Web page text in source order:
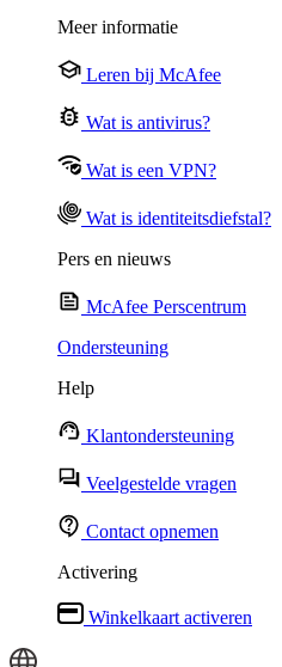
Meer informatie
Leren bij McAfee
Wat is antivirus?
Wat is een VPN?
Wat is identiteitsdiefstal?
Pers en nieuws
McAfee Perscentrum
Ondersteuning
Help
Klantondersteuning
Veelgestelde vragen
Contact opnemen
Activering
Winkelkaart activeren